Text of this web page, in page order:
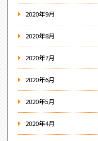
2020年9月
2020年8月
2020年7月
2020年6月
2020年5月
2020年4月